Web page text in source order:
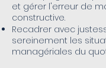
et gérer l'erreur de
constructive.
Recadrer avec
sereinement les
managériales du